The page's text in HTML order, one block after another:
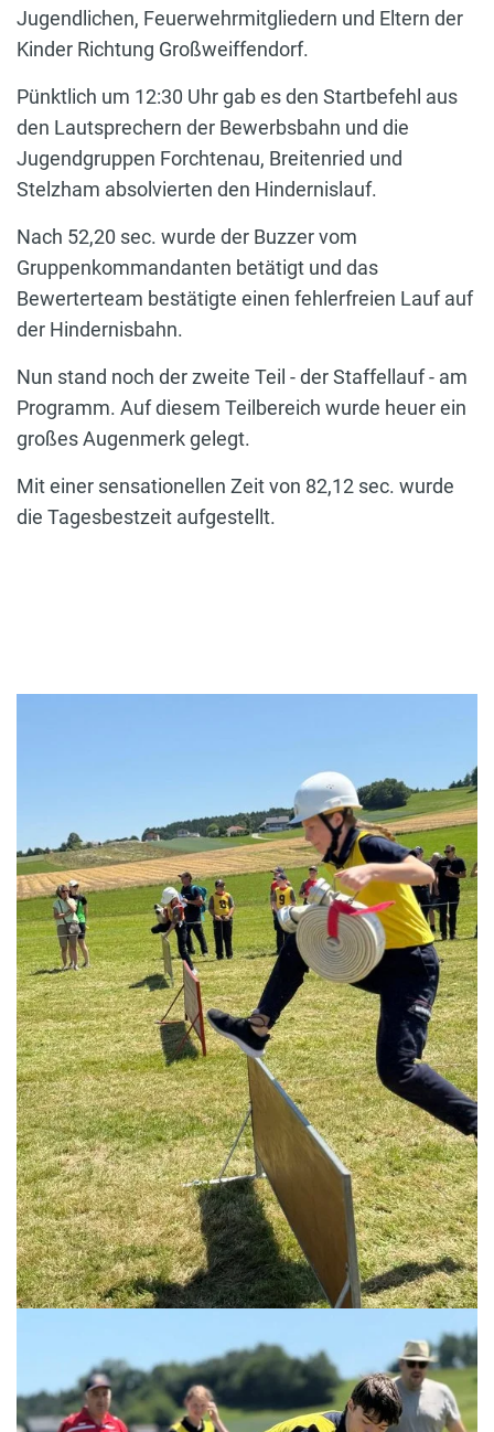
Jugendlichen, Feuerwehrmitgliedern und Eltern der
Kinder Richtung Großweiffendorf.
Pünktlich um 12:30 Uhr gab es den Startbefehl aus
den Lautsprechern der Bewerbsbahn und die
Jugendgruppen Forchtenau, Breitenried und
Stelzham absolvierten den Hindernislauf.
Nach 52,20 sec. wurde der Buzzer vom
Gruppenkommandanten betätigt und das
Bewerterteam bestätigte einen fehlerfreien Lauf auf
der Hindernisbahn.
Nun stand noch der zweite Teil - der Staffellauf - am
Programm. Auf diesem Teilbereich wurde heuer ein
großes Augenmerk gelegt.
Mit einer sensationellen Zeit von 82,12 sec. wurde
die Tagesbestzeit aufgestellt.